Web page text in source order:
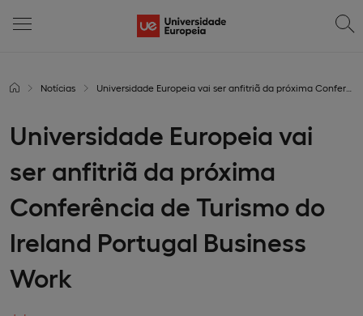
Notícias Universidade Europeia vai ser anfitriã da próxima Conferência de Turismo do Ireland Portugal Business Work
Universidade Europeia vai
ser anfitriã da próxima
Conferência de Turismo do
Ireland Portugal Business
Work